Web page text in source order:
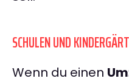
SCHULEN UND
Wenn du einen